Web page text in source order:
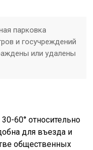
парковка
и госучреждений
или удалены
60° относительно
для въезда и
общественных